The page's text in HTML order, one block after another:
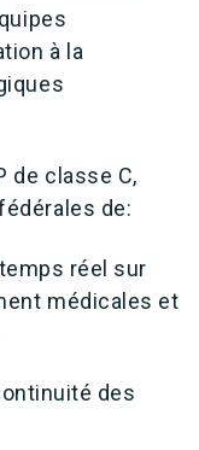
à la
de classe C,
de:
réel sur
médicales et
des